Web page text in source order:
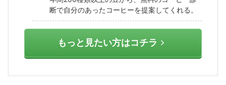
断で自分のあったコーヒーを提案してくれる。
もっと見たい方はコチラ